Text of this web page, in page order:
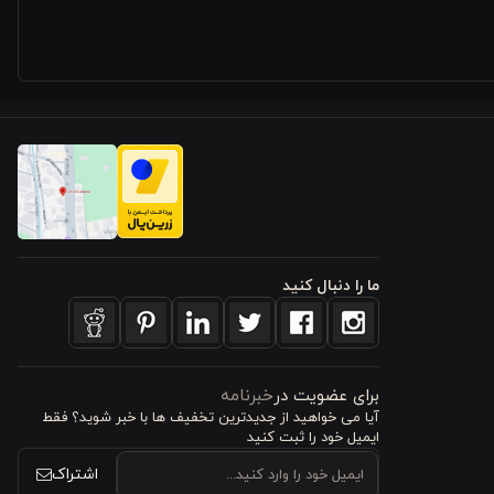
یا آلرژی
ما را دنبال کنید
برای عضویت درخبرنامه
آیا می خواهید از جدید‌ترین تخفیف‌ ها با‌ خبر شوید؟ فقط
ایمیل خود را ثبت کنید
اشتراک